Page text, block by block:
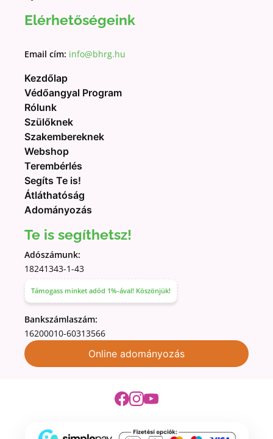
Elérhetőségeink
Email cím: info@bhrg.hu
Kezdőlap
Védőangyal Program
Rólunk
Szülőknek
Szakembereknek
Webshop
Terembérlés
Segíts Te is!
Átláthatóság
Adományozás
Te is segíthetsz!
Adószámunk:
18241343-1-43
Támogass minket adód 1%-ával! Köszönjük!
Bankszámlaszám:
16200010-60313566
Online adományozás